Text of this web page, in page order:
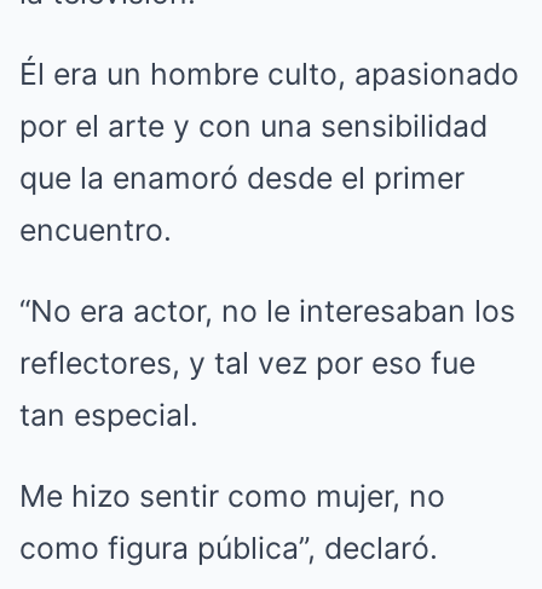
Él era un hombre culto, apasionado
por el arte y con una sensibilidad
que la enamoró desde el primer
encuentro.
“No era actor, no le interesaban los
reflectores, y tal vez por eso fue
tan especial.
Me hizo sentir como mujer, no
como figura pública”, declaró.